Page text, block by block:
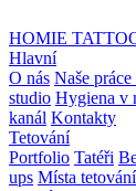
HOMIE
Hlavní
O nás Naše
studio Hygiena v
kanál Kontakty
Tetování
Portfolio Tatéři
ups Místa tetování